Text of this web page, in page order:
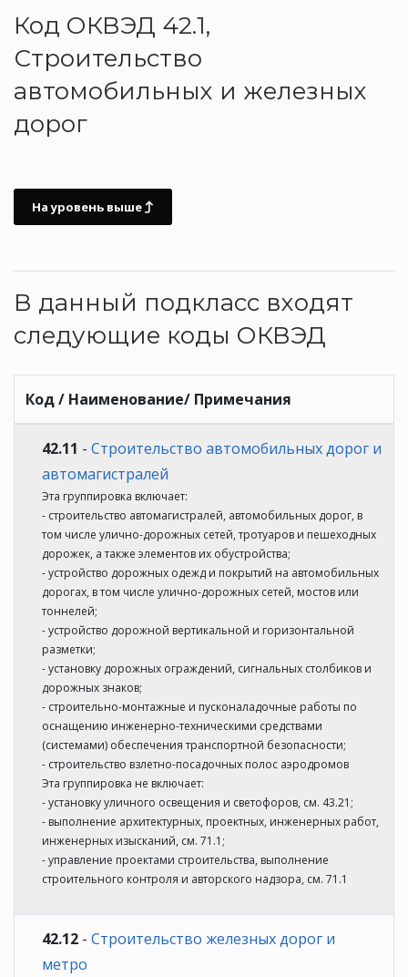
Код ОКВЭД 42.1,
Строительство
автомобильных и железных
дорог
На уровень выше
В данный подкласс входят
следующие коды ОКВЭД
Код / Наименование/ Примечания
42.11 - Строительство автомобильных дорог и
автомагистралей
Эта группировка включает:
- строительство автомагистралей, автомобильных дорог, в
том числе улично-дорожных сетей, тротуаров и пешеходных
дорожек, а также элементов их обустройства;
- устройство дорожных одежд и покрытий на автомобильных
дорогах, в том числе улично-дорожных сетей, мостов или
тоннелей;
- устройство дорожной вертикальной и горизонтальной
разметки;
- установку дорожных ограждений, сигнальных столбиков и
дорожных знаков;
- строительно-монтажные и пусконаладочные работы по
оснащению инженерно-техническими средствами
(системами) обеспечения транспортной безопасности;
- строительство взлетно-посадочных полос аэродромов
Эта группировка не включает:
- установку уличного освещения и светофоров, см. 43.21;
- выполнение архитектурных, проектных, инженерных работ,
инженерных изысканий, см. 71.1;
- управление проектами строительства, выполнение
строительного контроля и авторского надзора, см. 71.1
42.12 - Строительство железных дорог и
метро